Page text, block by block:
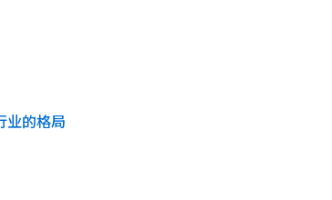
业的格局